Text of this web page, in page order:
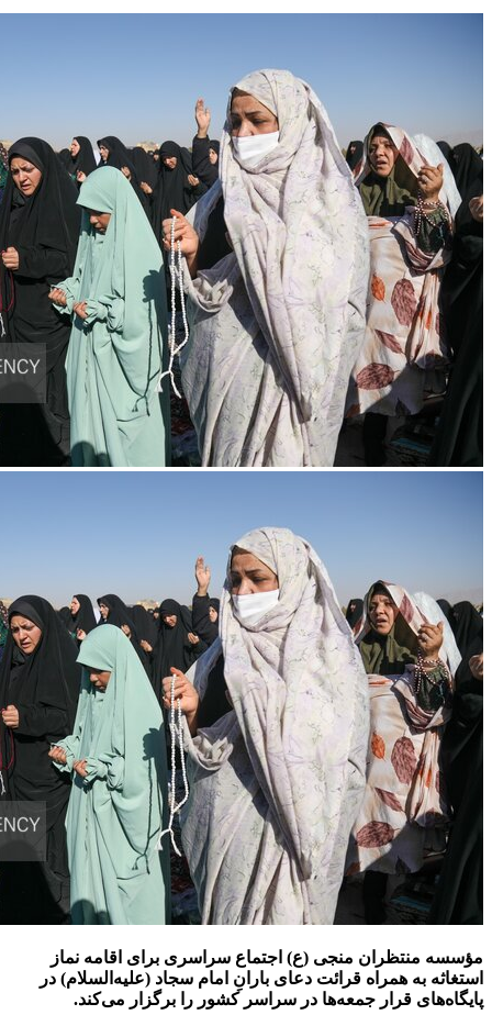
مؤسسه منتظران منجی (ع) اجتماع سراسری برای اقامه نماز
استغاثه به همراه قرائت دعای بارانِ امام سجاد (علیه‌السلام) در
پایگاه‌های قرار جمعه‌ها در سراسر کشور را برگزار می‌کند.